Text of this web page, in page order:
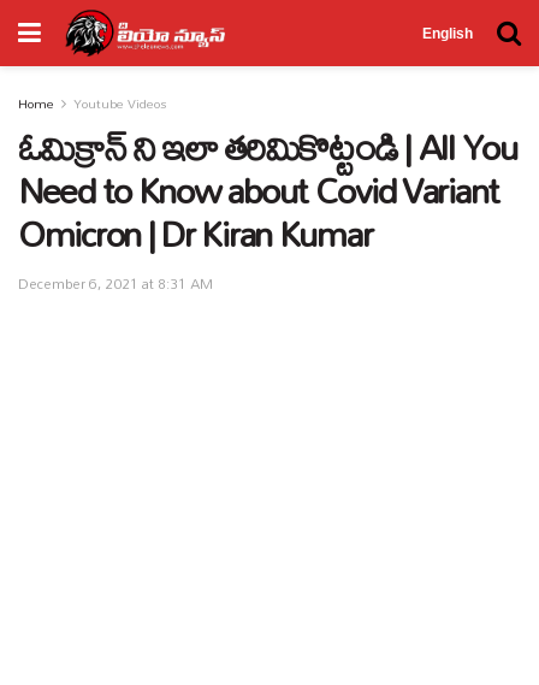
English
Home Youtube Videos
ఓమిక్రాన్ ని ఇలా తరిమికొట్టండి | All You
Need to Know about Covid Variant
Omicron | Dr Kiran Kumar
December 6, 2021 at 8:31 AM